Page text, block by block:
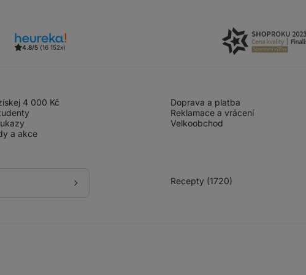
4.8/5 (16 152x)
4 000 Kč
a akce
Doprava a platba
Reklamace a vrácení
Velkoobchod
Přihlásit
Recepty (1720)